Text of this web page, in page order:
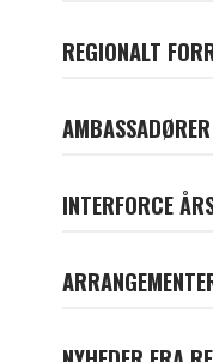
REGIONALT
AMBASSADØRER
INTERFORCE